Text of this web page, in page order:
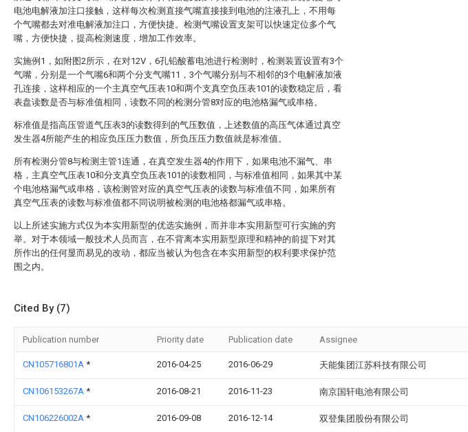
电池电解液加注口接触，这样每次检测直接气嘴直接接到电池的注液孔上，不用每
个气嘴都去对准电解液加注口，方便快捷。检测气嘴设置支架可以快速定位多个气
嘴，方便快捷，提高检测速度，增加工作效率。
实施例1，如附图2所示，在对12V，6孔铅酸蓄电池进行检测时，检测装置设置有3个
气嘴，分别是一个气嘴6和两个分支气嘴11，3个气嘴分别与不相邻的3个电解液加液
孔连接，这样相应的一个主真空气压表10和两个支真空负压表101的读数稳定后，看
表盘读数是否与标准值相同，读数不同的检测分管8对应的电池格漏气或串格。
标准值是指高压管道气压表3的读数得到的气压数值，上述数值的高压气体通过真空
发生器4所能产生的相应负压压力数值，所负压压力数值就是标准值。
所有检测分管8与检测主管1连通，在真空发生器4的作用下，如果电池不漏气、串
格，主真空气压表10和分支真空负压表101的读数相同，与标准值相同，如果其中某
个电池格漏气或串格，该检测管对应的真空气压表的读数与标准值不同，如果所有
真空气压表的读数与标准值都不同说明被检测的电池格都漏气或串格。
以上所述实施方式仅为本实用新型的优选实施例，而并非本实用新型可行实施的穷
举。对于本领域一般技术人员而言，在不背离本实用新型原理和精神的前提下对其
所作出的任何显而易见的改动，都应当被认为包含在本实用新型的权利要求保护范
围之内。
Cited By (7)
Publication number Priority date Publication date Assignee
CN105716801A * 2016-04-25 2016-06-29 天能集团江苏科技有限公司
CN106153267A * 2016-08-21 2016-11-23 南京国轩电池有限公司
CN106226002A * 2016-09-08 2016-12-14 双登集团股份有限公司